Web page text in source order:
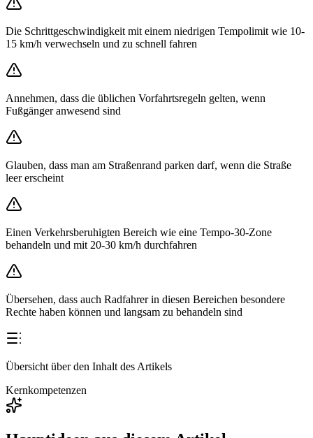
Die Schrittgeschwindigkeit mit einem niedrigen Tempolimit wie 10-
15 km/h verwechseln und zu schnell fahren
Annehmen, dass die üblichen Vorfahrtsregeln gelten, wenn
Fußgänger anwesend sind
Glauben, dass man am Straßenrand parken darf, wenn die Straße
leer erscheint
Einen Verkehrsberuhigten Bereich wie eine Tempo-30-Zone
behandeln und mit 20-30 km/h durchfahren
Übersehen, dass auch Radfahrer in diesen Bereichen besondere
Rechte haben können und langsam zu behandeln sind
Übersicht über den Inhalt des Artikels
Kernkompetenzen